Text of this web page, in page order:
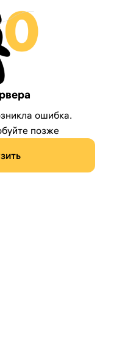
ошибка.
позже